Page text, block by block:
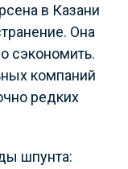
в Казани
Она
сэкономить.
компаний
редких
шпунта: